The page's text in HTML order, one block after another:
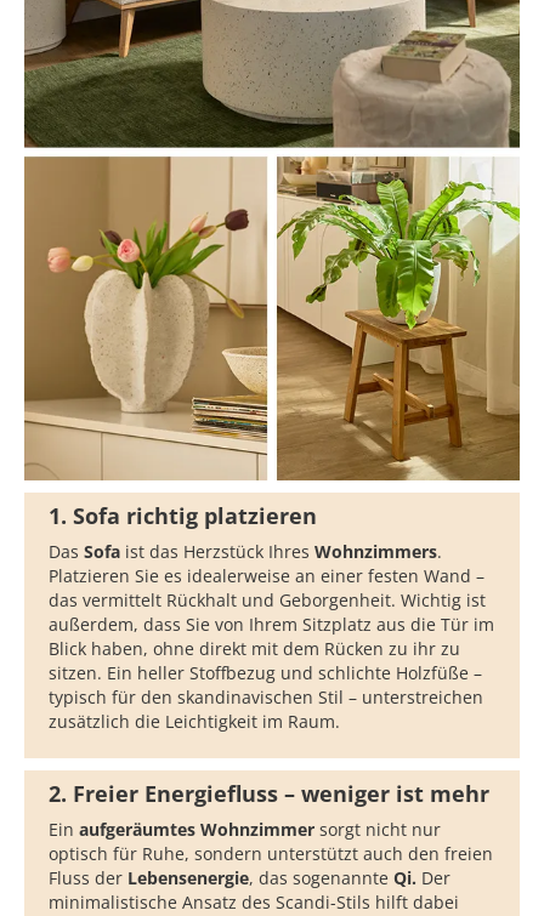
1. Sofa richtig platzieren
Das Sofa ist das Herzstück Ihres Wohnzimmers.
Platzieren Sie es idealerweise an einer festen Wand –
das vermittelt Rückhalt und Geborgenheit. Wichtig ist
außerdem, dass Sie von Ihrem Sitzplatz aus die Tür im
Blick haben, ohne direkt mit dem Rücken zu ihr zu
sitzen. Ein heller Stoffbezug und schlichte Holzfüße –
typisch für den skandinavischen Stil – unterstreichen
zusätzlich die Leichtigkeit im Raum.
2. Freier Energiefluss – weniger ist mehr
Ein aufgeräumtes Wohnzimmer sorgt nicht nur
optisch für Ruhe, sondern unterstützt auch den freien
Fluss der Lebensenergie, das sogenannte Qi. Der
minimalistische Ansatz des Scandi-Stils hilft dabei